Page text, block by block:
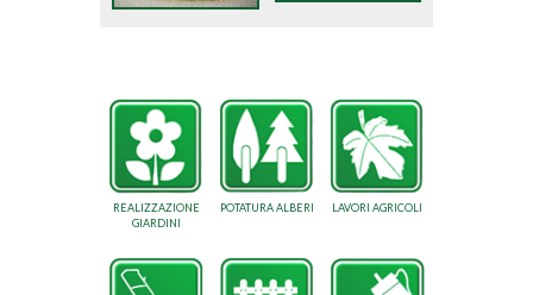
REALIZZAZIONE
GIARDINI
POTATURA ALBERI LAVORI AGRICOLI